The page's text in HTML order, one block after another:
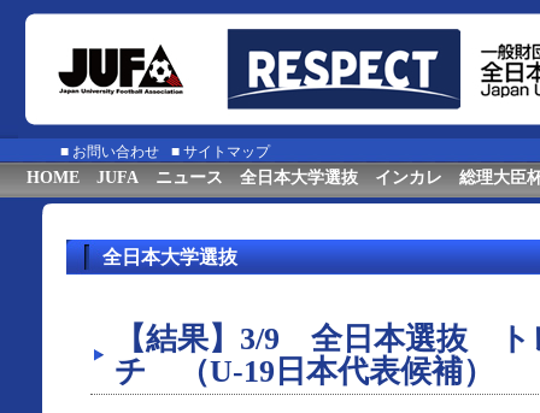
■ お問い合わせ ■ サイトマップ
HOME JUFA ニュース 全日本大学選抜 インカレ 総理大臣
全日本大学選抜
【結果】3/9 全日本選抜 ト
チ （U-19日本代表候補）